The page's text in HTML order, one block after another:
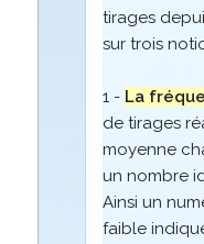
tirages
sur trois
1 - La
de tirages
moyenne
un nombre
Ainsi un
faible